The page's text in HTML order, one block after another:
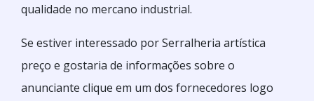
qualidade no mercano industrial.
Se estiver interessado por Serralheria artística
preço e gostaria de informações sobre o
anunciante clique em um dos fornecedores logo